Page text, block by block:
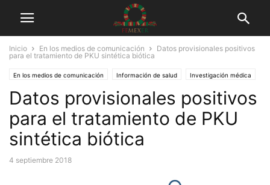
Inicio En los medios de comunicación
Datos provisionales positivos
para el tratamiento de PKU sintética biótica
En los medios de comunicación Información de salud Investigación médica
Tuits
Datos provisionales positivos
para el tratamiento de PKU
sintética biótica
4 septiembre 2018